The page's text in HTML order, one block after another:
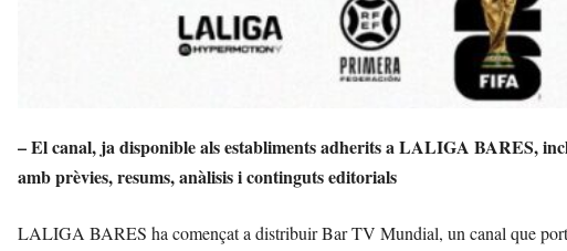
– El canal, ja disponible als establiments adherits a LALIGA BARES,
amb prèvies, resums, anàlisis i continguts editorials
LALIGA BARES ha començat a distribuir Bar TV Mundial, un canal que